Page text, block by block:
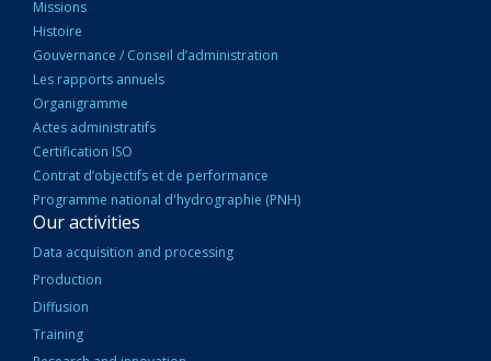
Missions
Histoire
Gouvernance / Conseil d’administration
Les rapports annuels
Organigramme
Actes administratifs
Certification ISO
Contrat d’objectifs et de performance
Programme national d'hydrographie (PNH)
Our activities
Data acquisition and processing
Production
Diffusion
Training